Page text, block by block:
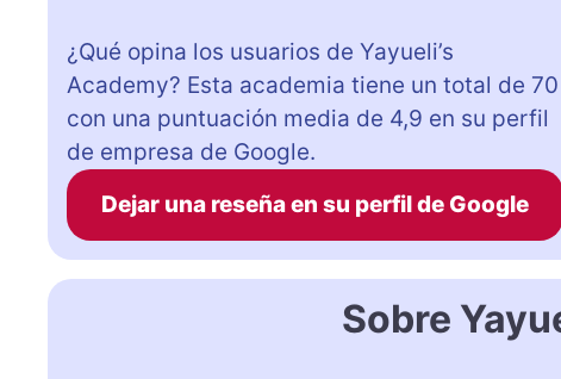
¿Qué opina los usuarios de Yayueli’s
Academy? Esta academia tiene un total de 70
con una puntuación media de 4,9 en su perfil
de empresa de Google.
Dejar una reseña en su perfil de Google
Sobre